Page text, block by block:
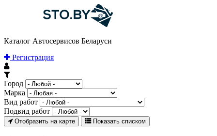
Каталог Автосервисов Беларуси
Регистрация
Город
Марка
Вид работ
Подвид работ
Отобразить на карте Показать списком